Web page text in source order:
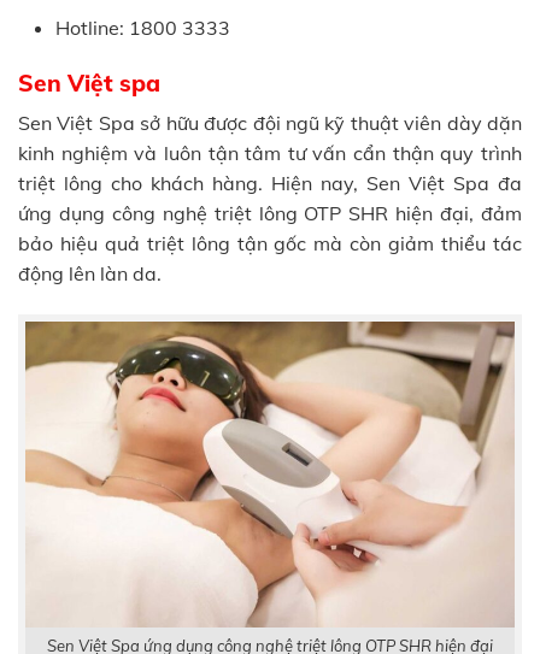
Hotline: 1800 3333
Sen Việt spa
Sen Việt Spa sở hữu được đội ngũ kỹ thuật viên dày dặn
kinh nghiệm và luôn tận tâm tư vấn cẩn thận quy trình
triệt lông cho khách hàng. Hiện nay, Sen Việt Spa đa
ứng dụng công nghệ triệt lông OTP SHR hiện đại, đảm
bảo hiệu quả triệt lông tận gốc mà còn giảm thiểu tác
động lên làn da.
Sen Việt Spa ứng dụng công nghệ triệt lông OTP SHR hiện đại